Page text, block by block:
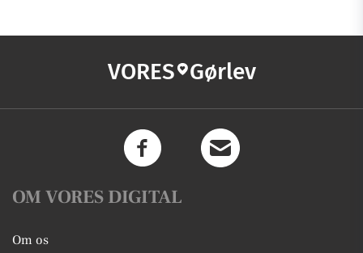
VORES Gørlev
OM VORES DIGITAL
Om os